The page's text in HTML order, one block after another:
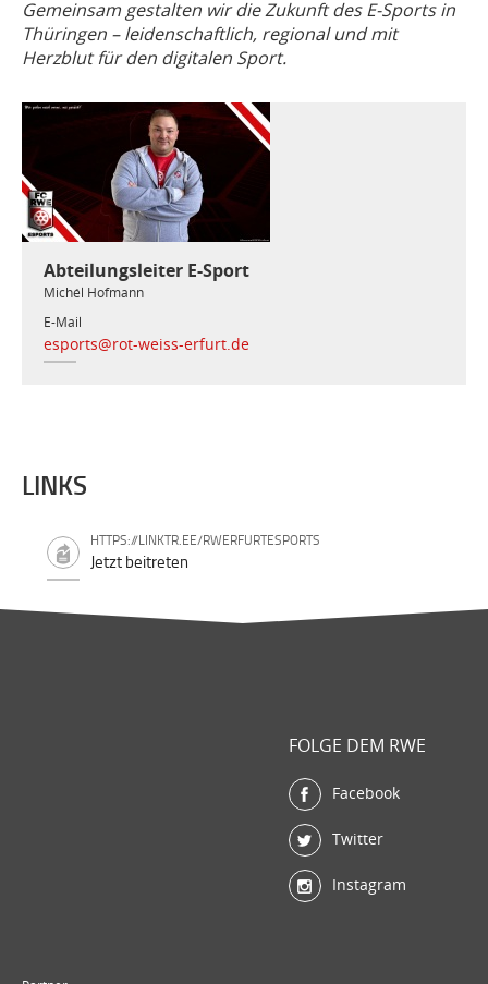
Gemeinsam gestalten wir die Zukunft des E-Sports in
Thüringen – leidenschaftlich, regional und mit
Herzblut für den digitalen Sport.
Abteilungsleiter E-Sport
Michél Hofmann
E-Mail
esports@rot-weiss-erfurt.de
LINKS
HTTPS://LINKTR.EE/RWERFURTESPORTS
Jetzt beitreten
FOLGE DEM RWE
Facebook
Twitter
Instagram